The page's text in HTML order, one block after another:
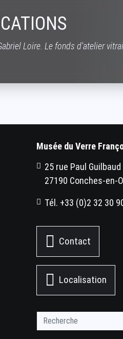
Loire. Le fonds d'atelier
Musée du Verre
25 rue Paul Guilbaud
27190 Conches-en-
Tél. +33 (0)2 32 30
Contact
Localisation